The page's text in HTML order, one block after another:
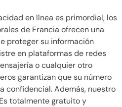
en línea es primordial, los
de Francia ofrecen una
proteger su información
en plataformas de redes
o cualquier otro
garantizan que su número
confidencial. Además, nuestro
Es totalmente gratuito y